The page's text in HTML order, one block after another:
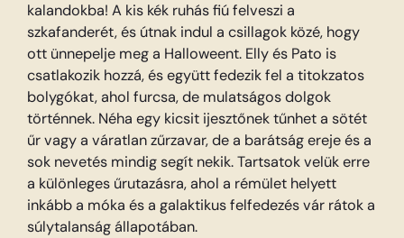
kalandokba! A kis kék ruhás fiú felveszi a
szkafanderét, és útnak indul a csillagok közé, hogy
ott ünnepelje meg a Halloweent. Elly és Pato is
csatlakozik hozzá, és együtt fedezik fel a titokzatos
bolygókat, ahol furcsa, de mulatságos dolgok
történnek. Néha egy kicsit ijesztőnek tűnhet a sötét
űr vagy a váratlan zűrzavar, de a barátság ereje és a
sok nevetés mindig segít nekik. Tartsatok velük erre
a különleges űrutazásra, ahol a rémület helyett
inkább a móka és a galaktikus felfedezés vár rátok a
súlytalanság állapotában.